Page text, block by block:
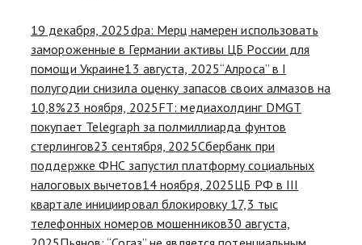
19 декабря, 2025dpa: Мерц намерен использовать
замороженные в Германии активы ЦБ России для
помощи Украине13 августа, 2025“Алроса” в I
полугодии снизила оценку запасов своих алмазов на
10,8%23 ноября, 2025FT: медиахолдинг DMGT
покупает Telegraph за полмиллиарда фунтов
стерлингов23 сентября, 2025Сбербанк при
поддержке ФНС запустил платформу социальных
налоговых вычетов14 ноября, 2025ЦБ РФ в III
квартале инициировал блокировку 17,3 тыс
телефонных номеров мошенников30 августа,